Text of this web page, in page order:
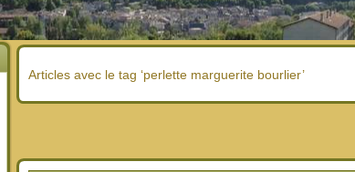
Articles avec le tag ‘perlette marguerite bourlier’